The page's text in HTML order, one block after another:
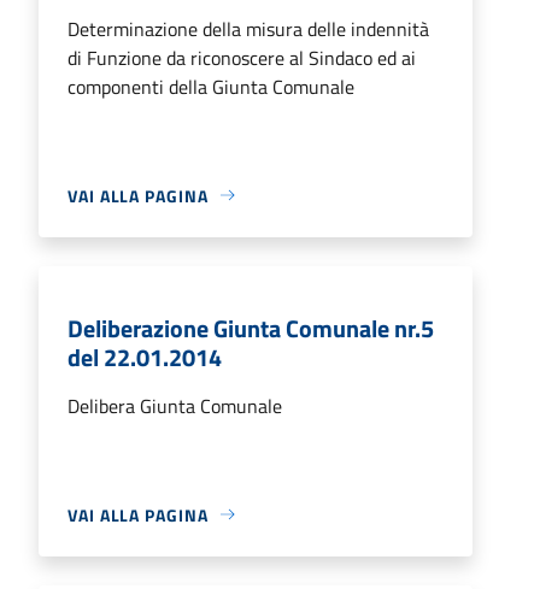
Determinazione della misura delle indennità
di Funzione da riconoscere al Sindaco ed ai
componenti della Giunta Comunale
VAI ALLA PAGINA
Deliberazione Giunta Comunale nr.5
del 22.01.2014
Delibera Giunta Comunale
VAI ALLA PAGINA